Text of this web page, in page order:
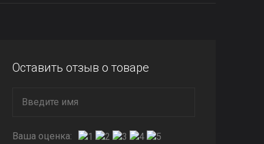
Оставить отзыв о товаре
Ваша оценка: